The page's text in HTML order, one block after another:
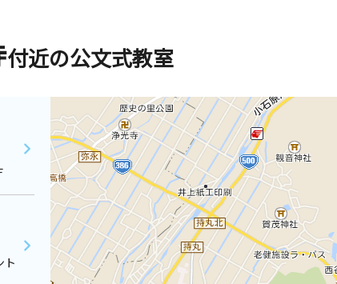
付近の公文式教室
ト